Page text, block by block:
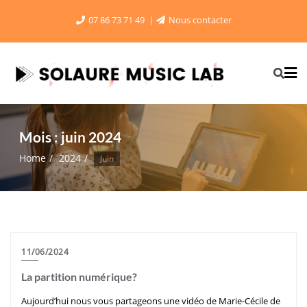
content
07 86 73 71 49 Nous contacter
Mois :juin 2024
Home 2024 Juin
11/06/2024
La partition numérique?
Aujourd’hui nous vous partageons une vidéo de Marie-Cécile de